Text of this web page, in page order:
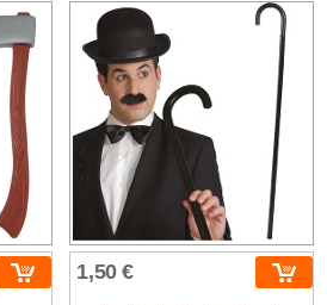
1,50 €